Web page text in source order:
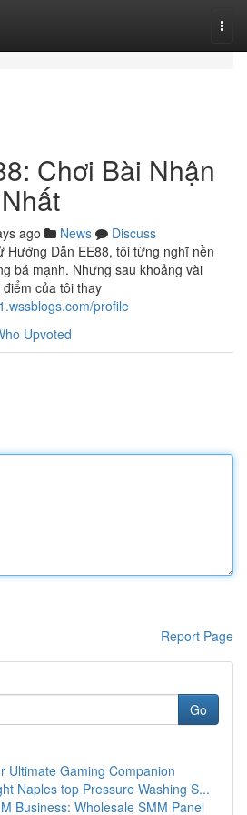
Chơi Bài Nhận
ago News
Discuss
Hướng Dẫn EE88, tôi từng nghĩ nền
bá mạnh. Nhưng sau khoảng vài
của tôi thay
profile
Upvoted
Report Page
Go
Ultimate Gaming Companion
Naples top Pressure Washing S...
Business: Wholesale SMM Panel